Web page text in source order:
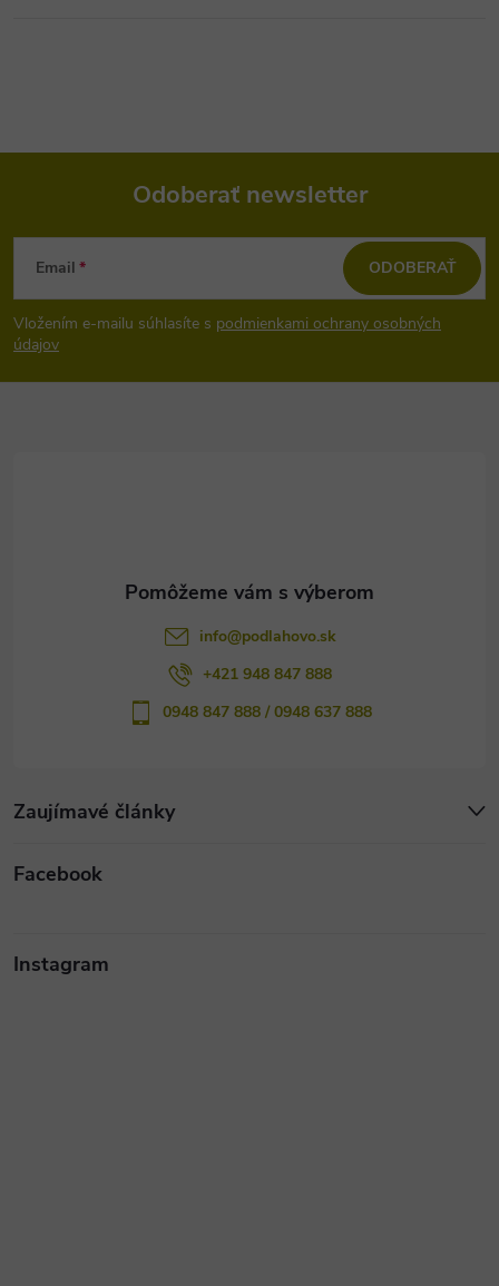
Z
á
p
Odoberať newsletter
Email
Vložením e-mailu súhlasíte s podmienkami ochrany osobných
údajov
ODOBERAŤ
Zaujímavé články
info@podlahovo.sk
+421 948 847 888
0948 847 888 / 0948 637 888
Facebook
Instagram